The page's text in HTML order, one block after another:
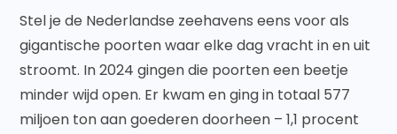
Stel je de Nederlandse zeehavens eens voor als
gigantische poorten waar elke dag vracht in en uit
stroomt. In 2024 gingen die poorten een beetje
minder wijd open. Er kwam en ging in totaal 577
miljoen ton aan goederen doorheen – 1,1 procent